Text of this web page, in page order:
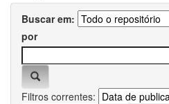
Buscar em:
por
Filtros correntes: